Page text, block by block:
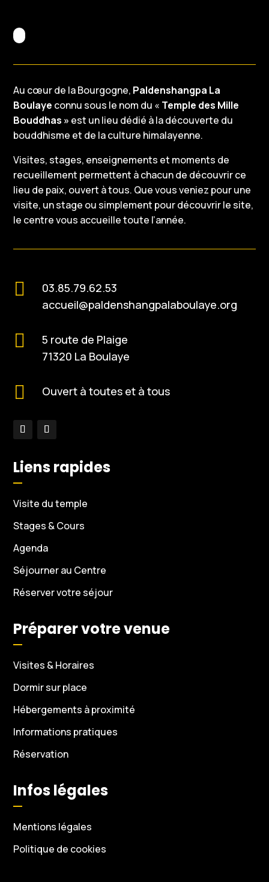
Au cœur de la Bourgogne, Paldenshangpa La
Boulaye connu sous le nom du « Temple des Mille
Bouddhas » est un lieu dédié à la découverte du
bouddhisme et de la culture himalayenne.
Visites, stages, enseignements et moments de
recueillement permettent à chacun de découvrir ce
lieu de paix, ouvert à tous. Que vous veniez pour une
visite, un stage ou simplement pour découvrir le site,
le centre vous accueille toute l’année.

03.85.79.62.53
accueil@paldenshangpalaboulaye.org

5 route de Plaige
71320 La Boulaye
 Ouvert à toutes et à tous
Liens rapides
Visite du temple
Stages & Cours
Agenda
Séjourner au Centre
Réserver votre séjour
Préparer votre venue
Visites & Horaires
Dormir sur place
Hébergements à proximité
Informations pratiques
Réservation
Infos légales
Mentions légales
Politique de cookies